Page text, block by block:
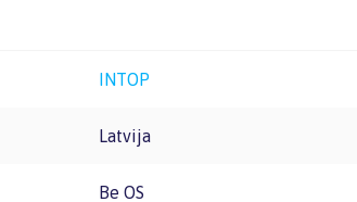
INTOP
Latvija
Be OS